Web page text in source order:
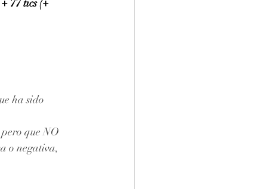
+ 77 tics (+
ha sido
que NO
o negativa,